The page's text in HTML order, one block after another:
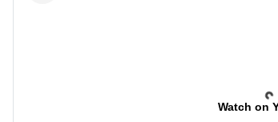
Watch on